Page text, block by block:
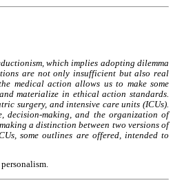
which implies adopting dilemma
are not only insufficient but also real
medical action allows us to make some
materialize in ethical action standards.
surgery, and intensive care units (ICUs).
decision-making, and the organization of
a distinction between two versions of
some outlines are offered, intended to